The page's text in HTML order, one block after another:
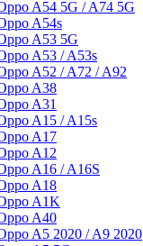
A54 5G / A74 5G
A54s
A53 5G
A53 / A53s
A52 / A72 / A92
A38
A31
A15 / A15s
A17
A12
A16 / A16S
A18
A1K
A40
A5 2020 / A9 2020